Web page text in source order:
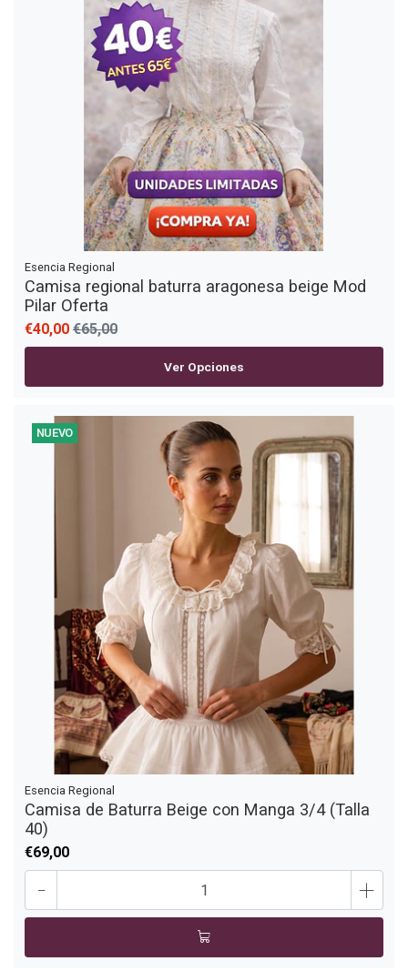
Esencia Regional
Camisa regional baturra aragonesa beige Mod
Pilar Oferta
€40,00 €65,00
Ver Opciones
NUEVO
Esencia Regional
Camisa de Baturra Beige con Manga 3/4 (Talla
40)
€69,00
- +